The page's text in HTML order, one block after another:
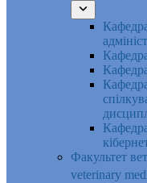
Факультет
veterinary